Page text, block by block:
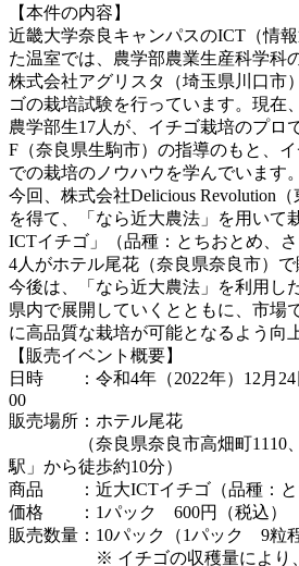
【本件の内容】
近畿⼤学奈良キャンパスのICT（情
た温室では、農学部農業生産科学科
株式会社アグリスタ（埼玉県川口市
ゴの栽培試験を行っています。現在
農学部⽣17人が、イチゴ栽培のプロ
F（奈良県生駒市）の指導のもと、
での栽培のノウハウを学んでいます。
今回、株式会社Delicious Revolution
を得て、「なら近大農法」を用いて
ICTイチゴ」（品種：とちおとめ、
4人がホテル尾花（奈良県奈良市）で
今後は、「なら近大農法」を利用し
県内で展開していくとともに、市場
に高品質な栽培が可能となるよう向
【販売イベント概要】
日時 ：令和4年（2022年）12月24
00
販売場所：ホテル尾花
（奈良県奈良市高畑町1110、
駅」から徒歩約10分）
商品 ：近大ICTイチゴ（品種：と
価格 ：1パック 600円（税込）
販売数量：10パック（1パック 9粒程
※ イチゴの収穫量により、